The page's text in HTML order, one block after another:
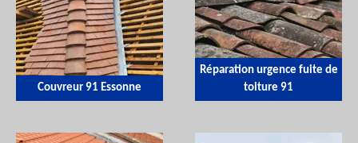
Couvreur 91 Essonne
Réparation urgence fuite de
toiture 91